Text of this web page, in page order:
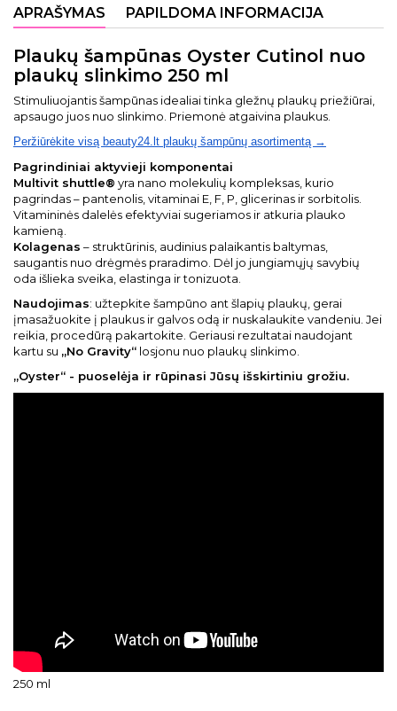
APRAŠYMAS PAPILDOMA INFORMACIJA
Plaukų šampūnas Oyster Cutinol nuo
plaukų slinkimo 250 ml
Stimuliuojantis šampūnas idealiai tinka gležnų plaukų priežiūrai,
apsaugo juos nuo slinkimo. Priemonė atgaivina plaukus.
Peržiūrėkite visą beauty24.lt plaukų šampūnų asortimentą →
Pagrindiniai aktyvieji komponentai
Multivit shuttle® yra nano molekulių kompleksas, kurio
pagrindas – pantenolis, vitaminai E, F, P, glicerinas ir sorbitolis.
Vitamininės dalelės efektyviai sugeriamos ir atkuria plauko
kamieną.
Kolagenas – struktūrinis, audinius palaikantis baltymas,
saugantis nuo drėgmės praradimo. Dėl jo jungiamųjų savybių
oda išlieka sveika, elastinga ir tonizuota.
Naudojimas: užtepkite šampūno ant šlapių plaukų, gerai
įmasažuokite į plaukus ir galvos odą ir nuskalaukite vandeniu. Jei
reikia, procedūrą pakartokite. Geriausi rezultatai naudojant
kartu su „No Gravity“ losjonu nuo plaukų slinkimo.
„Oyster“ - puoselėja ir rūpinasi Jūsų išskirtiniu grožiu.
250 ml